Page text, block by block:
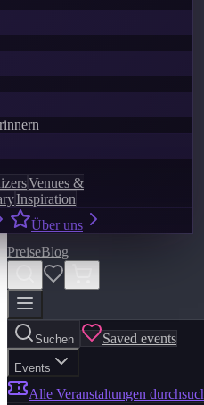
Venues &
Inspiration
Über uns
PreiseBlog
Suchen Saved events
Events
Alle Veranstaltungen